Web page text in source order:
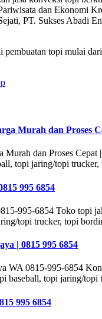
dan Ekonomi
PT. Sukses Abadi
pembuatan topi mulai
Murah dan Proses
dan Proses
topi jaring/topi
995 6854
995-6854 Toko topi
topi trucker, topi
| 0815 995 6854
WA 0815-995-6854
baseball, topi jaring/
995 6854